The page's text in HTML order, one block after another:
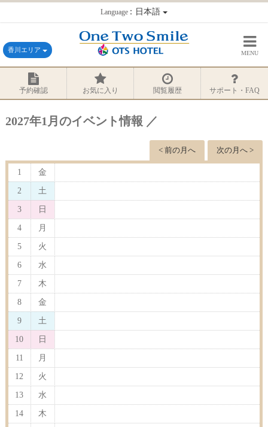
Language：日本語
香川エリア MENU
予約確認 お気に入り 閲覧履歴 サポート・FAQ
2027年1月のイベント情報 ／
次の月へ >
< 前の月へ
1 金
2 土
3 日
4 月
5 火
6 水
7 木
8 金
9 土
10 日
11 月
12 火
13 水
14 木